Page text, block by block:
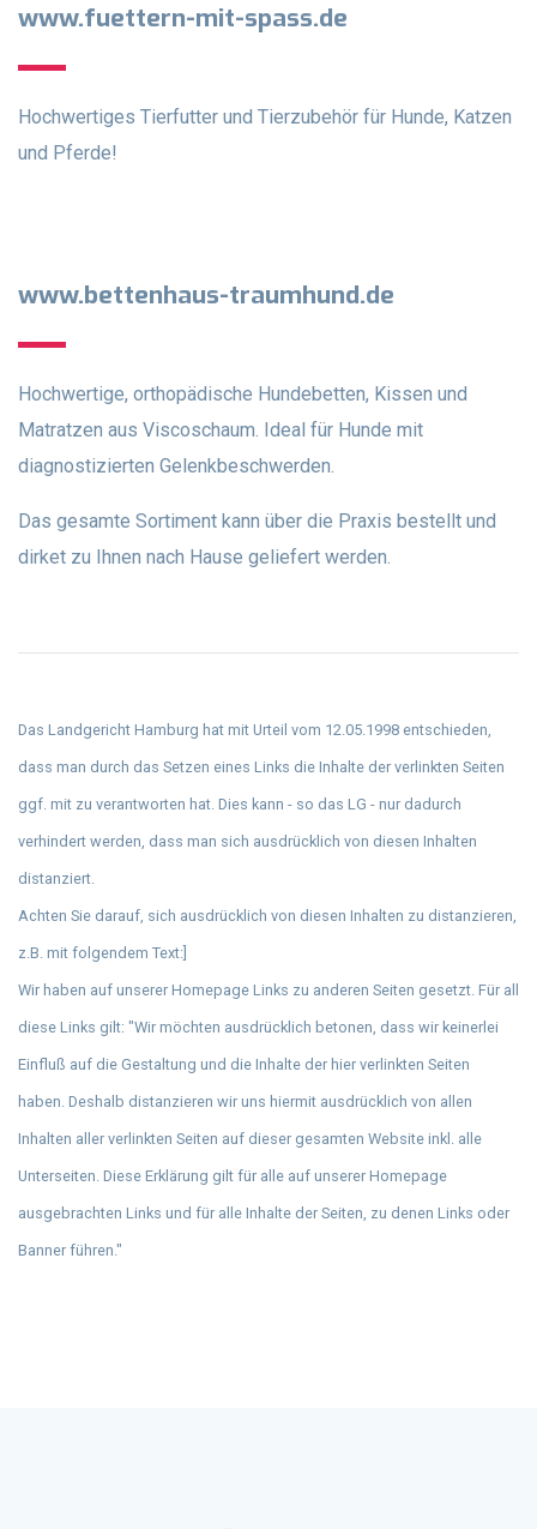
www.fuettern-mit-spass.de
Hochwertiges Tierfutter und Tierzubehör für Hunde, Katzen
und Pferde!
www.bettenhaus-traumhund.de
Hochwertige, orthopädische Hundebetten, Kissen und
Matratzen aus Viscoschaum. Ideal für Hunde mit
diagnostizierten Gelenkbeschwerden.
Das gesamte Sortiment kann über die Praxis bestellt und
dirket zu Ihnen nach Hause geliefert werden.
Das Landgericht Hamburg hat mit Urteil vom 12.05.1998 entschieden,
dass man durch das Setzen eines Links die Inhalte der verlinkten Seiten
ggf. mit zu verantworten hat. Dies kann - so das LG - nur dadurch
verhindert werden, dass man sich ausdrücklich von diesen Inhalten
distanziert.
Achten Sie darauf, sich ausdrücklich von diesen Inhalten zu distanzieren,
z.B. mit folgendem Text:]
Wir haben auf unserer Homepage Links zu anderen Seiten gesetzt. Für all
diese Links gilt: "Wir möchten ausdrücklich betonen, dass wir keinerlei
Einfluß auf die Gestaltung und die Inhalte der hier verlinkten Seiten
haben. Deshalb distanzieren wir uns hiermit ausdrücklich von allen
Inhalten aller verlinkten Seiten auf dieser gesamten Website inkl. alle
Unterseiten. Diese Erklärung gilt für alle auf unserer Homepage
ausgebrachten Links und für alle Inhalte der Seiten, zu denen Links oder
Banner führen."